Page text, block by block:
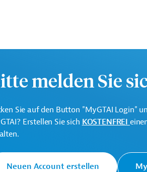
melden Sie
Sie auf den Button "MyGTAI Login"
Erstellen Sie sich KOSTENFREI
Neuen Account erstellen